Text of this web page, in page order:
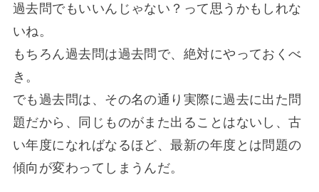
過去問でもいいんじゃない？って思うかもしれな
いね。
もちろん過去問は過去問で、絶対にやっておくべ
き。
でも過去問は、その名の通り実際に過去に出た問
題だから、同じものがまた出ることはないし、古
い年度になればなるほど、最新の年度とは問題の
傾向が変わってしまうんだ。